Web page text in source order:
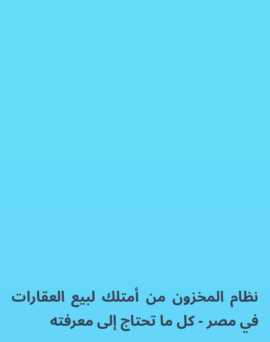
نظام المخزون من أمتلك لبيع العقارات
في مصر - كل ما تحتاج إلى معرفته